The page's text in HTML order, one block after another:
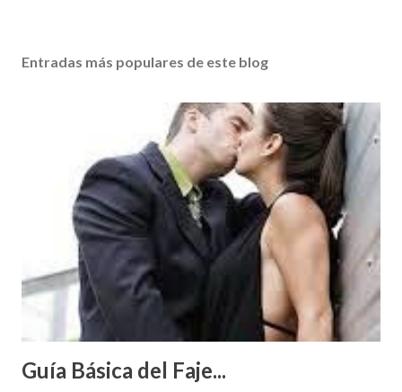
Entradas más populares de este blog
Guía Básica del Faje...